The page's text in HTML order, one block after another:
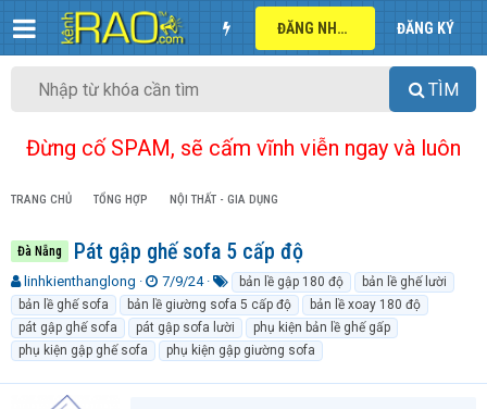
ĐĂNG NHẬP ĐĂNG KÝ
TÌM
Đừng cố SPAM, sẽ cấm vĩnh viễn ngay và luôn
TRANG CHỦ TỔNG HỢP NỘI THẤT - GIA DỤNG
Đà Nẵng Pát gập ghế sofa 5 cấp độ
T
h
r
e
a
linhkienthanglong
N
g
à
y
g
7/9/24
ừ
k
h
ó
bản lề gập 180 độ
bản lề ghế lười
bản lề ghế sofa
bản lề giường sofa 5 cấp độ
bản lề xoay 180 độ
pát gập ghế sofa
pát gập sofa lười
phụ kiện bản lề ghế gấp
phụ kiện gập ghế sofa
phụ kiện gập giường sofa